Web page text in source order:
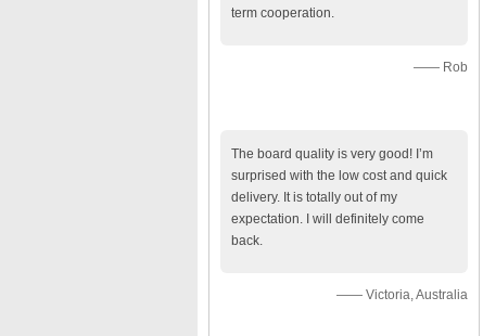
term cooperation.
—— Rob
The board quality is very good! I’m
surprised with the low cost and quick
delivery. It is totally out of my
expectation. I will definitely come
back.
—— Victoria, Australia